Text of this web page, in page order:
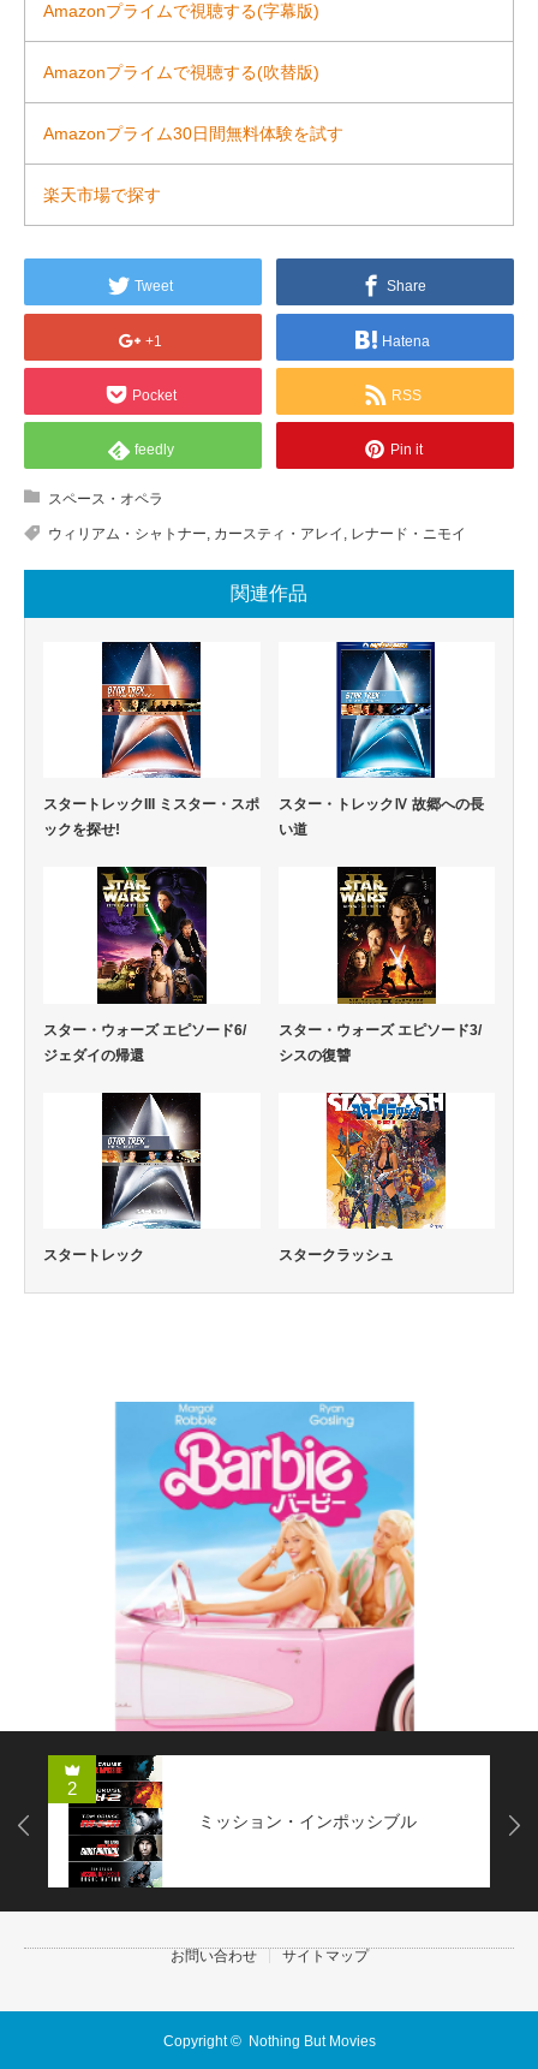
Amazonプライムで視聴する(字幕版)
Amazonプライムで視聴する(吹替版)
Amazonプライム30日間無料体験を試す
楽天市場で探す
Tweet Share
+1 Hatena
Pocket RSS
feedly Pin it
スペース・オペラ
ウィリアム・シャトナー カースティ・アレイ レナード・ニモイ
関連作品
スタートレックIII ミスター・スポ
ックを探せ!
スター・トレックⅣ 故郷への長
い道
スター・ウォーズ エピソード6/
ジェダイの帰還
スター・ウォーズ エピソード3/
シスの復讐
スタートレック スタークラッシュ
2
ミッション・インポッシブル
Next
お問い合わせ サイトマップ
Copyright © Nothing But Movies